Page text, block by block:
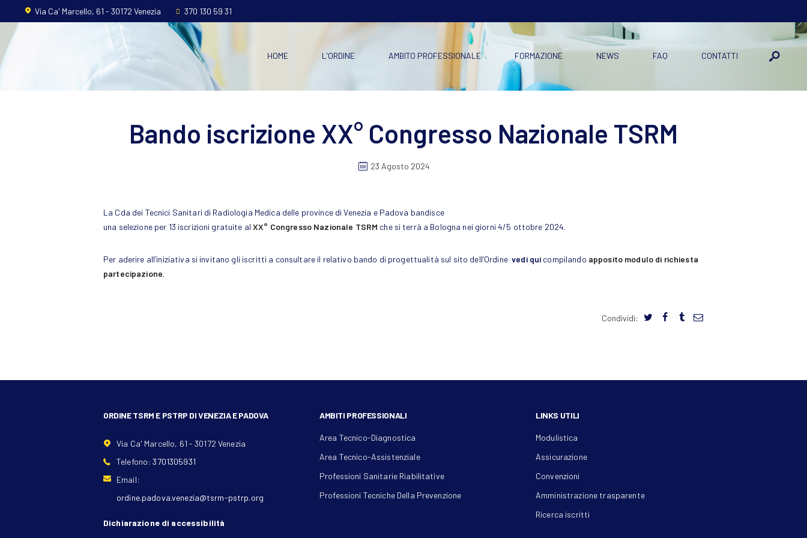
Via Ca' Marcello, 61 - 30172 Venezia 370 130 59 31
HOME L’ORDINE AMBITO PROFESSIONALE FORMAZIONE NEWS FAQ CONTATTI
Home
Bando iscrizione XX° Congresso Nazionale TSRM
23 Agosto 2024
La Cda dei Tecnici Sanitari di Radiologia Medica delle province di Venezia e Padova bandisce
una selezione per 13 iscrizioni gratuite alXX° Congresso Nazionale TSRM che si terrà a Bologna nei giorni 4/5 ottobre 2024.
Per aderire all’iniziativa si invitano gli iscritti a consultare il relativo bando di progettualità sul sito dell’Ordinevedi qui compilando apposito modulo di richiesta
partecipazione.
Condividi:
ORDINE TSRM E PSTRP DI VENEZIA E PADOVA
Via Ca' Marcello, 61 - 30172 Venezia
Telefono:3701305931
Email:
ordine.padova.venezia@tsrm-pstrp.org
Dichiarazione di accessibilità
AMBITI PROFESSIONALI
Area Tecnico-Diagnostica
Area Tecnico-Assistenziale
Professioni Sanitarie Riabilitative
Professioni Tecniche Della Prevenzione
LINKS UTILI
Modulistica
Assicurazione
Convenzioni
Amministrazione trasparente
Ricerca iscritti